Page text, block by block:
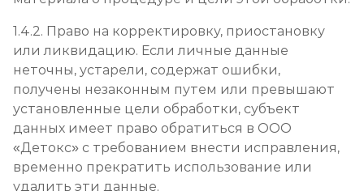
1.4.2. Право на корректировку, приостановку
или ликвидацию. Если личные данные
неточны, устарели, содержат ошибки,
получены незаконным путем или превышают
установленные цели обработки, субъект
данных имеет право обратиться в ООО
«Детокс» с требованием внести исправления,
временно прекратить использование или
удалить эти данные.